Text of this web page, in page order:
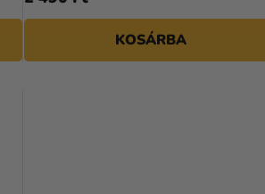
KOSÁRBA